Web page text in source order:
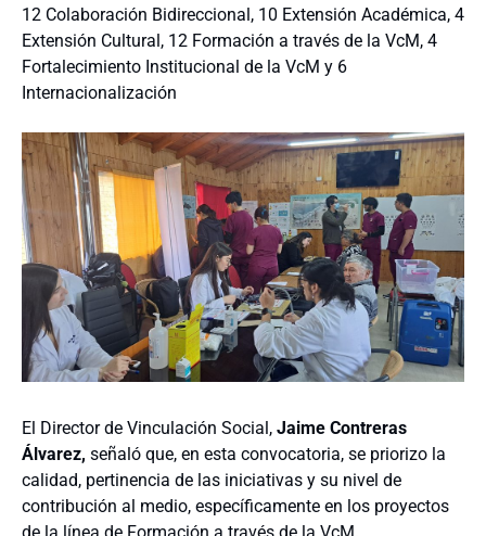
12 Colaboración Bidireccional, 10 Extensión Académica, 4
Extensión Cultural, 12 Formación a través de la VcM, 4
Fortalecimiento Institucional de la VcM y 6
Internacionalización
El Director de Vinculación Social, Jaime Contreras
Álvarez, señaló que, en esta convocatoria, se priorizo la
calidad, pertinencia de las iniciativas y su nivel de
contribución al medio, específicamente en los proyectos